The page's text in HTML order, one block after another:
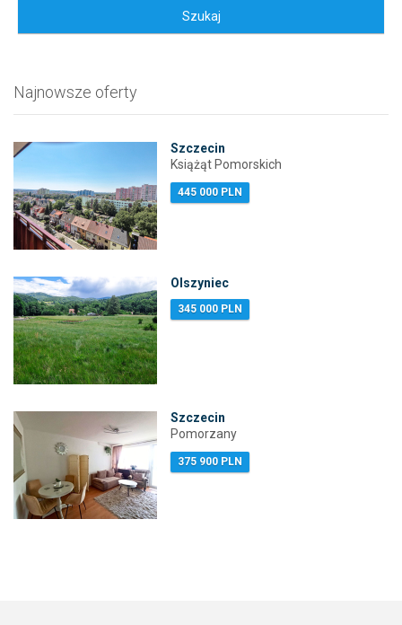
Najnowsze oferty
Szczecin
Książąt Pomorskich
445 000 PLN
Olszyniec
345 000 PLN
Szczecin
Pomorzany
375 900 PLN